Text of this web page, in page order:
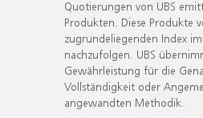
Quotierungen von UBS
Produkten. Diese Produkte
zugrundeliegenden Index
nachzufolgen. UBS
Gewährleistung für die
Vollständigkeit oder
angewandten Methodik.